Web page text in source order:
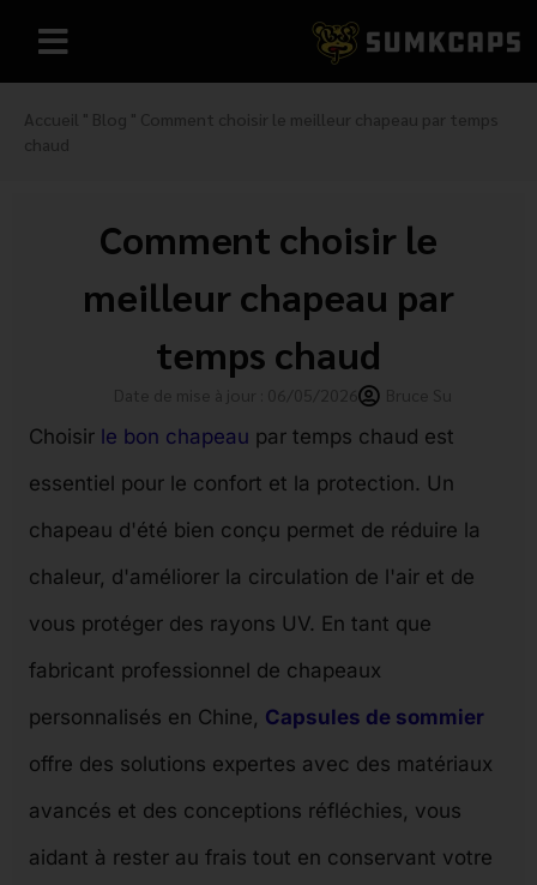
Accueil " Blog " Comment choisir le meilleur chapeau par temps
chaud
Comment choisir le
meilleur chapeau par
temps chaud
Choisir le bon chapeau par temps chaud est
essentiel pour le confort et la protection. Un
chapeau d'été bien conçu permet de réduire la
chaleur, d'améliorer la circulation de l'air et de
vous protéger des rayons UV. En tant que
fabricant professionnel de chapeaux
personnalisés en Chine, Capsules de sommier
offre des solutions expertes avec des matériaux
avancés et des conceptions réfléchies, vous
aidant à rester au frais tout en conservant votre